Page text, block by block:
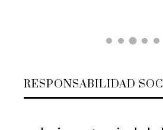
RESPONSABILIDAD